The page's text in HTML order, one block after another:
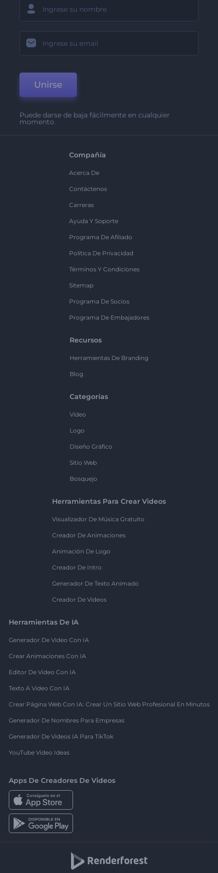
Unirse
Puede darse de baja fácilmente en cualquier
momento.
Compañía
Acerca De
Contáctenos
Carreras
Ayuda Y Soporte
Programa De Afiliado
Política De Privacidad
Términos Y Condiciones
Sitemap
Programa De Socios
Programa De Embajadores
Recursos
Herramientas De Branding
Blog
Categorías
Vídeo
Logo
Diseño Gráfico
Sitio Web
Bosquejo
Herramientas Para Crear Videos
Visualizador De Música Gratuito
Creador De Animaciones
Animación De Logo
Creador De Intro
Generador De Texto Animado
Creador De Videos
Herramientas De IA
Generador De Video Con IA
Crear Animaciones Con IA
Editor De Video Con IA
Texto A Video Con IA
Crear Página Web Con IA: Crear Un Sitio Web Profesional En Minutos
Generador De Nombres Para Empresas
Generador De Videos IA Para TikTok
YouTube Video Ideas
Apps De Creadores De Videos